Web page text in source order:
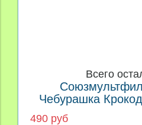
Всего
Чебурашка
Пух Пяточок
490 руб